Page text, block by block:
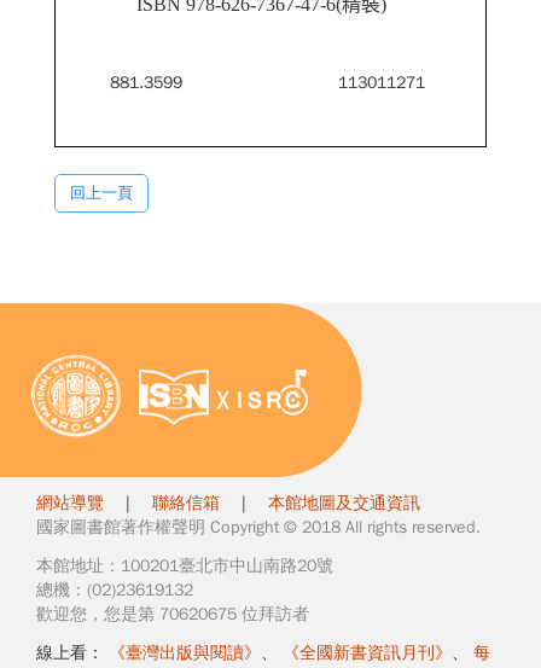
ISBN 978-626-7367-47-6(精裝)
881.3599 113011271
回上一頁
網站導覽 | 聯絡信箱 | 本館地圖及交通資訊
國家圖書館著作權聲明 Copyright © 2018 All rights reserved.
本館地址：100201臺北市中山南路20號
總機：(02)23619132
歡迎您，您是第 70620675 位拜訪者
線上看：
《臺灣出版與閱讀》 、 《全國新書資訊月刊》 、 每